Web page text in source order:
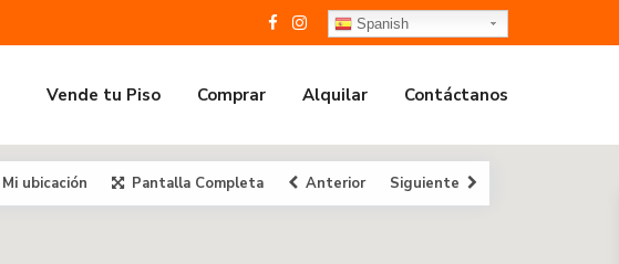
Spanish
Vende tu Piso Comprar Alquilar Contáctanos
Mi ubicación Pantalla Completa Anterior Siguiente